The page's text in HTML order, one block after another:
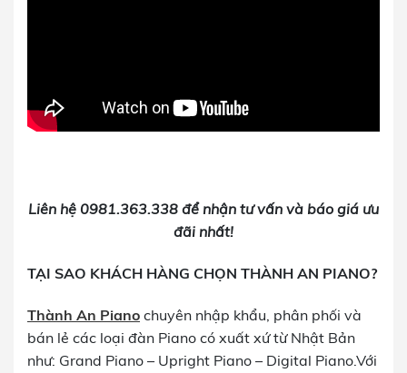
Liên hệ 0981.363.338 để nhận tư vấn và báo giá ưu
đãi nhất!
TẠI SAO KHÁCH HÀNG CHỌN THÀNH AN PIANO?
Thành An Piano chuyên nhập khẩu, phân phối và
bán lẻ các loại đàn Piano có xuất xứ từ Nhật Bản
như: Grand Piano – Upright Piano – Digital Piano.Với